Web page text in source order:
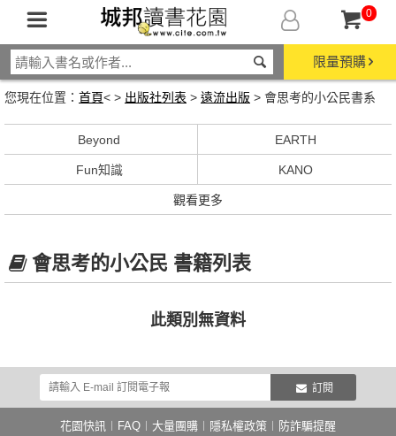
0
限量預購
您現在位置： 首頁< > 出版社列表 > 遠流出版 > 會思考的小公民書系
Beyond EARTH
Fun知識 KANO
觀看更多
會思考的小公民 書籍列表
此類別無資料
訂閱
花園快訊 FAQ 大量團購 隱私權政策
防詐騙提醒